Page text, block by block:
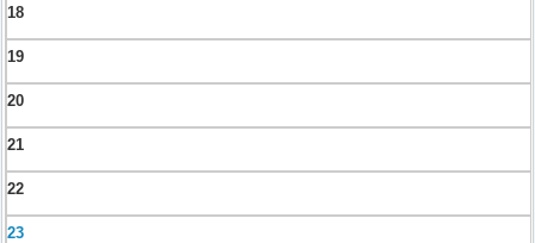
18
19
20
21
22
23